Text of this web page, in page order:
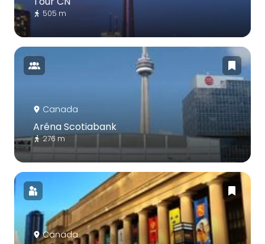
505 m
Canada
Aréna Scotiabank
276 m
Canada